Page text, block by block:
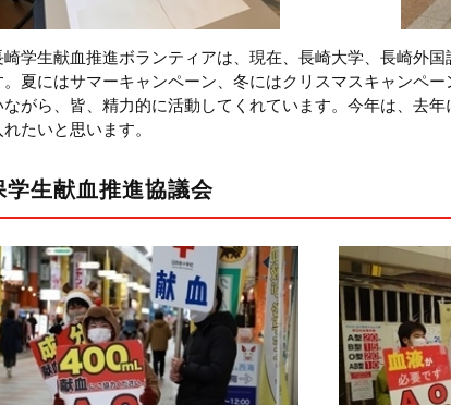
崎学生献血推進ボランティアは、現在、長崎大学、長崎外
。夏にはサマーキャンペーン、冬にはクリスマスキャンペ
ながら、皆、精力的に活動してくれています。今年は、去
たいと思います。
学生献血推進協議会